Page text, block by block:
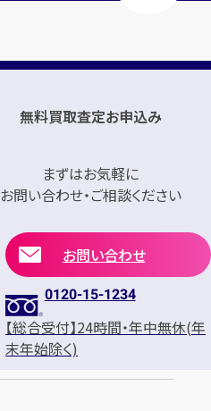
無料買取査定お申込み
まずはお気軽に
お問い合わせ・ご相談ください
お問い合わせ
0120-15-1234
【総合受付】24時間・年中無休(年
末年始除く)